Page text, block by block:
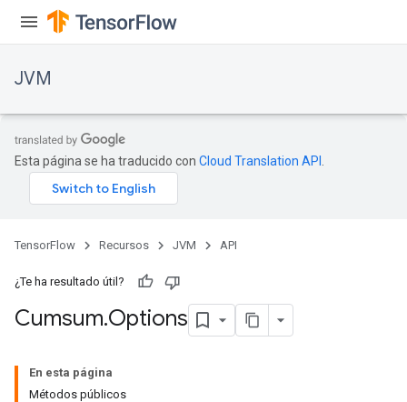
JVM
Esta página se ha traducido con Cloud Translation API
TensorFlow Recursos JVM API
¿Te ha resultado útil?
Cumsum.Options
En esta página
Métodos públicos